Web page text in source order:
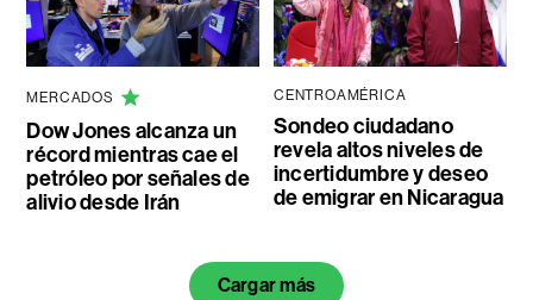
MERCADOS
Dow Jones alcanza un
récord mientras cae el
petróleo por señales de
alivio desde Irán
CENTROAMÉRICA
Sondeo ciudadano
revela altos niveles de
incertidumbre y deseo
de emigrar en Nicaragua
Cargar más